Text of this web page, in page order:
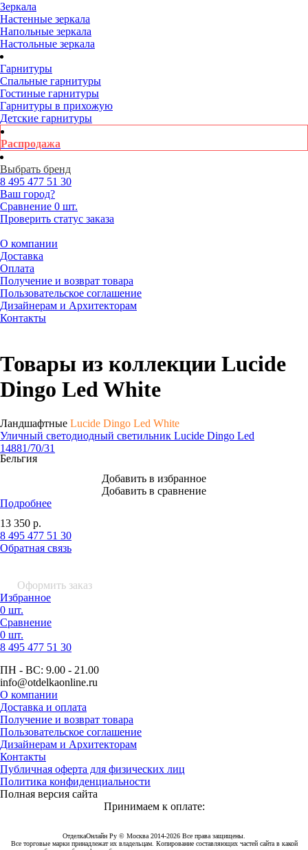
Зеркала
Настенные зеркала
Напольные зеркала
Настольные зеркала
Гарнитуры
Спальные гарнитуры
Гостиные гарнитуры
Гарнитуры в прихожую
Детские гарнитуры
Распродажа
Выбрать бренд
8 495 477 51 30
Ваш город?
Сравнение 0 шт.
Проверить статус заказа
О компании
Доставка
Оплата
Получение и возврат товара
Пользовательское соглашение
Дизайнерам и Архитекторам
Контакты
Товары из коллекции Lucide
Dingo Led White
Ландшафтные Lucide Dingo Led White
Уличный светодиодный светильник Lucide Dingo Led
14881/70/31
Бельгия
Добавить в избранное
Добавить в сравнение
Подробнее
13 350 р.
8 495 477 51 30
Обратная связь
Оформить заказ
Избранное
0 шт.
Сравнение
0 шт.
8 495 477 51 30
ПН - ВС: 9.00 - 21.00
info@otdelkaonline.ru
О компании
Доставка и оплата
Получение и возврат товара
Пользовательское соглашение
Дизайнерам и Архитекторам
Контакты
Публичная оферта для физических лиц
Политика конфиденциальности
Полная версия сайта
Принимаем к оплате:
ОтделкаОнлайн Ру © Москва 2014-2026 Все права защищены.
Все торговые марки принадлежат их владельцам. Копирование составляющих частей сайта в какой